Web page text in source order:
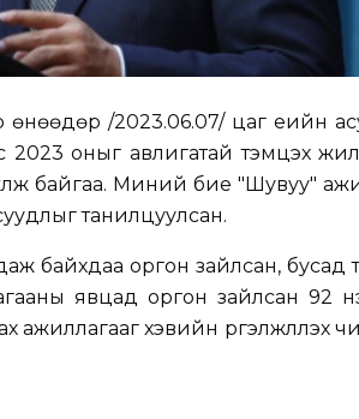
/2023.06.07/ цаг үеийн
2023 оныг авлигатай тэмцэх
байгаа. Миний бие "Шувуу"
танилцуулсан.
байхдаа оргон зайлсан, бусад
явцад оргон зайлсан 92
хэвийн үргэлжлүүлэх